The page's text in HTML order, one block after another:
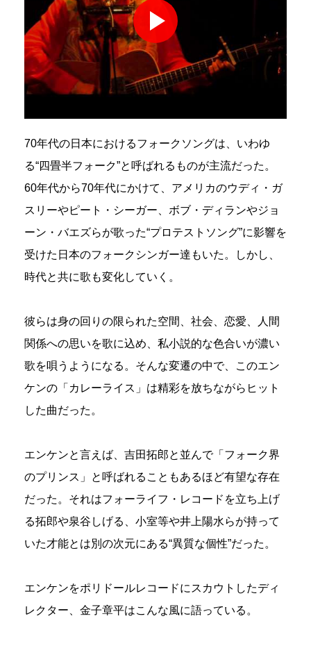
70年代の日本におけるフォークソングは、いわゆ
る“四畳半フォーク”と呼ばれるものが主流だった。
60年代から70年代にかけて、アメリカのウディ・ガ
スリーやピート・シーガー、ボブ・ディランやジョ
ーン・バエズらが歌った“プロテストソング”に影響を
受けた日本のフォークシンガー達もいた。しかし、
時代と共に歌も変化していく。
彼らは身の回りの限られた空間、社会、恋愛、人間
関係への思いを歌に込め、私小説的な色合いが濃い
歌を唄うようになる。そんな変遷の中で、このエン
ケンの「カレーライス」は精彩を放ちながらヒット
した曲だった。
エンケンと言えば、吉田拓郎と並んで「フォーク界
のプリンス」と呼ばれることもあるほど有望な存在
だった。それはフォーライフ・レコードを立ち上げ
る拓郎や泉谷しげる、小室等や井上陽水らが持って
いた才能とは別の次元にある“異質な個性”だった。
エンケンをポリドールレコードにスカウトしたディ
レクター、金子章平はこんな風に語っている。